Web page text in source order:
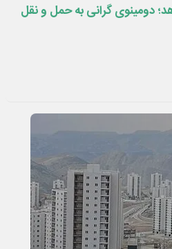
دومینوی گرانی به حمل و نقل